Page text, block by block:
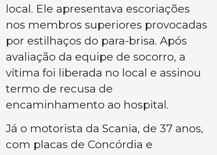
local. Ele apresentava escoriações
nos membros superiores provocadas
por estilhaços do para-brisa. Após
avaliação da equipe de socorro, a
vítima foi liberada no local e assinou
termo de recusa de
encaminhamento ao hospital.
Já o motorista da Scania, de 37 anos,
com placas de Concórdia e